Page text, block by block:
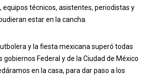
equipos técnicos, asistentes, periodistas y
estar en la cancha.
y la fiesta mexicana superó todas
gobiernos Federal y de la Ciudad de México
en la casa, para dar paso a los